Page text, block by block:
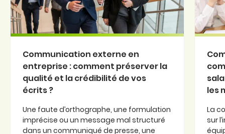
Communication externe en
entreprise : comment préserver la
qualité et la crédibilité de vos
écrits ?
Une faute d’orthographe, une formulation
imprécise ou un message mal structuré
dans un communiqué de presse, une
les
La
sur